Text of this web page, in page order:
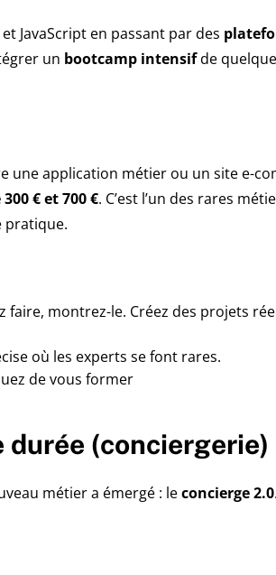
JavaScript en passant par des
un bootcamp intensifde
une application métier ou un site e-
300 € et 700 €. C’est l’un des rares
pratique.
faire, montrez-le. Créez des projets
où les experts se font rares.
de vous former
(conciergerie)
métier a émergé : leconcierge 2.0